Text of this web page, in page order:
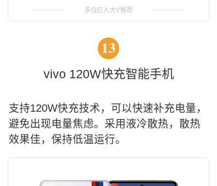
多位红人大V推荐
13
vivo 120W快充智能手机
支持120W快充技术，可以快速补充电量，
避免出现电量焦虑。采用液冷散热，散热
效果佳，保持低温运行。